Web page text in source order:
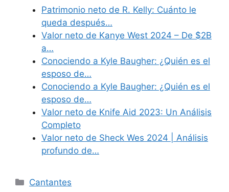
Patrimonio neto de R. Kelly: Cuánto le
queda después…
Valor neto de Kanye West 2024 – De $2B
a…
Conociendo a Kyle Baugher: ¿Quién es el
esposo de…
Conociendo a Kyle Baugher: ¿Quién es el
esposo de…
Valor neto de Knife Aid 2023: Un Análisis
Completo
Valor neto de Sheck Wes 2024 | Análisis
profundo de…
Categories
Cantantes